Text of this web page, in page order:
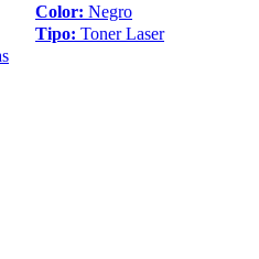
Color: Negro
Tipo: Toner Laser